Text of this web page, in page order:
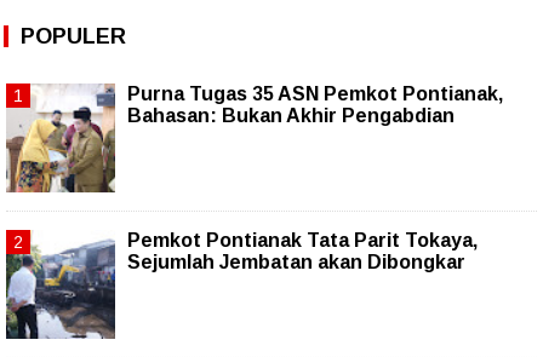
POPULER
Purna Tugas 35 ASN Pemkot Pontianak,
Bahasan: Bukan Akhir Pengabdian
Pemkot Pontianak Tata Parit Tokaya,
Sejumlah Jembatan akan Dibongkar